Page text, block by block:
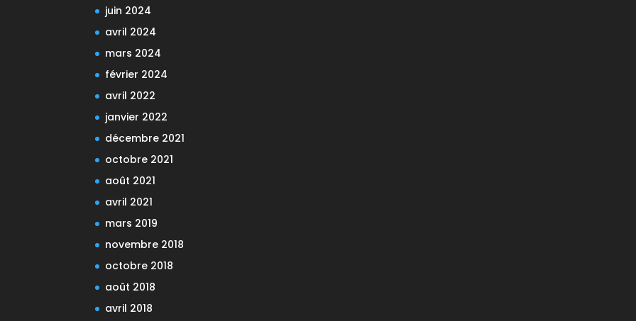
juin 2024
avril 2024
mars 2024
février 2024
avril 2022
janvier 2022
décembre 2021
octobre 2021
août 2021
avril 2021
mars 2019
novembre 2018
octobre 2018
août 2018
avril 2018